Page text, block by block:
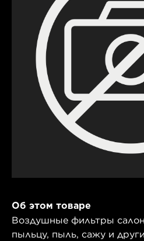
Об этом товаре
Воздушные фильтры
пыльцу, пыль, сажу и